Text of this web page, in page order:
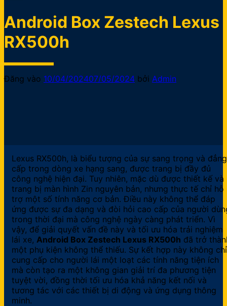
Android Box Zestech Lexus
RX500h
Đăng vào 10/04/202407/05/2024 bởi Admin
Lexus RX500h, là biểu tượng của sự sang trọng và đẳng
cấp trong dòng xe hạng sang, được trang bị đầy đủ
công nghệ hiện đại. Tuy nhiên, mặc dù được thiết kế và
trang bị màn hình Zin nguyên bản, nhưng thực tế chỉ hỗ
trợ một số tính năng cơ bản. Điều này không thể đáp
ứng được sự đa dạng và đòi hỏi cao cấp của người
trong thời đại mà công nghệ ngày càng phát triển. Vì
vậy, để giải quyết vấn đề này và tối ưu hóa trải nghiệm
lái xe, Android Box Zestech Lexus RX500h đã trở
một phụ kiện không thể thiếu. Sự kết hợp này không chỉ
cung cấp cho người lái một loạt các tính năng tiện ích
mà còn tạo ra một không gian giải trí đa phương tiện
tuyệt vời, đồng thời tối ưu hóa khả năng kết nối và
tương tác với các thiết bị di động và ứng dụng thông
minh.